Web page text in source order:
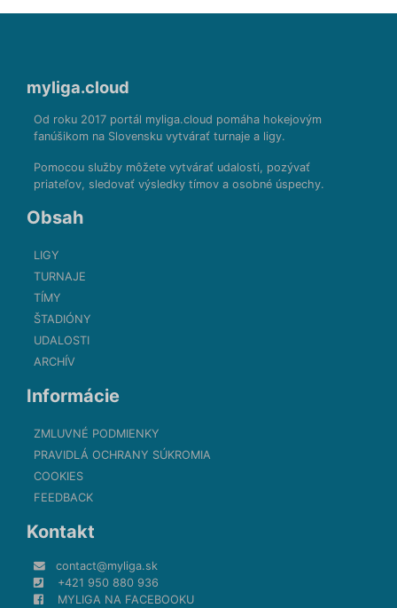
myliga.cloud
Od roku 2017 portál myliga.cloud pomáha hokejovým
fanúšikom na Slovensku vytvárať turnaje a ligy.
Pomocou služby môžete vytvárať udalosti, pozývať
priateľov, sledovať výsledky tímov a osobné úspechy.
Obsah
LIGY
TURNAJE
TÍMY
ŠTADIÓNY
UDALOSTI
ARCHÍV
Informácie
ZMLUVNÉ PODMIENKY
PRAVIDLÁ OCHRANY SÚKROMIA
COOKIES
FEEDBACK
Kontakt
contact@myliga.sk
+421 950 880 936
MYLIGA NA FACEBOOKU